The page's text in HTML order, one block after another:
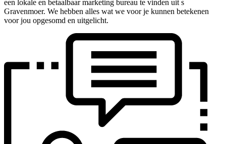
een lokale en betaalbaar marketing bureau te vinden uit s
Gravenmoer. We hebben alles wat we voor je kunnen betekenen
voor jou opgesomd en uitgelicht.